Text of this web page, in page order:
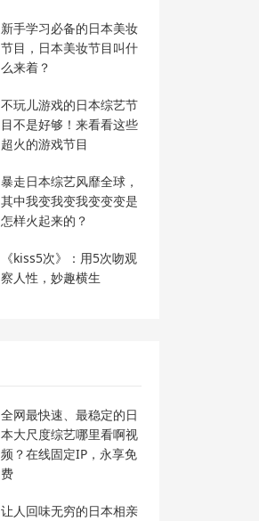
新手学习必备的日本美妆
节目，日本美妆节目叫什
么来着？
不玩儿游戏的日本综艺节
目不是好够！来看看这些
超火的游戏节目
暴走日本综艺风靡全球，
其中我变我变我变变变是
怎样火起来的？
《kiss5次》：用5次吻观
察人性，妙趣横生
全网最快速、最稳定的日
本大尺度综艺哪里看啊视
频？在线固定IP，永享免
费
让人回味无穷的日本相亲